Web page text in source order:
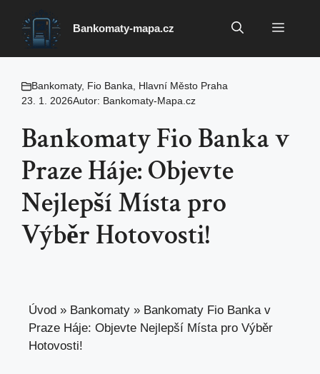
obsah
Bankomaty-mapa.cz Menu
Bankomaty, Fio Banka
Hlavní Město Praha
23. 1. 2026Autor: Bankomaty-Mapa.cz
Bankomaty Fio Banka v
Praze Háje: Objevte
Nejlepší Místa pro
Výběr Hotovosti!
Úvod » Bankomaty » Bankomaty Fio Banka v
Praze Háje: Objevte Nejlepší Místa pro Výběr
Hotovosti!